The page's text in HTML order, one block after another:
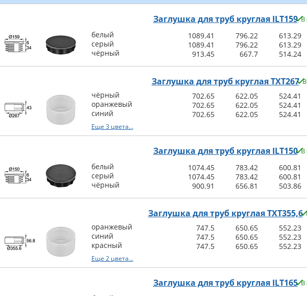
Заглушка для труб круглая ILT159 В
белый 1089.41 796.22 613.29
серый
1089.41 796.22 613.29
чёрный
913.45 667.7 514.24
Заглушка для труб круглая TXT267
чёрный 702.65 622.05 524.41
оранжевый
702.65 622.05 524.41
синий
702.65 622.05 524.41
Еще 3 цвета...
Заглушка для труб круглая ILT150 В
белый 1074.45 783.42 600.81
серый
1074.45 783.42 600.81
чёрный
900.91 656.81 503.86
Заглушка для труб круглая TXT355,6
оранжевый 747.5 650.65 552.23
синий
747.5 650.65 552.23
красный
747.5 650.65 552.23
Еще 2 цвета...
Заглушка для труб круглая ILT165 В